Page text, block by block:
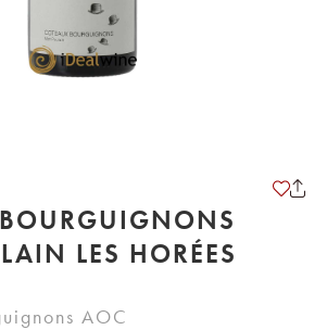
LES HORÉES
AOC